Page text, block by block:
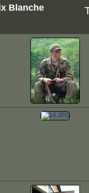
Blanche